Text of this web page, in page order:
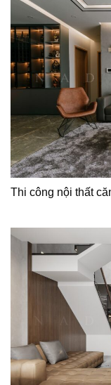
Thi công nội thất